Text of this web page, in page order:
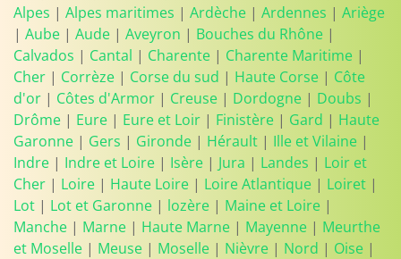
Alpes | Alpes maritimes | Ardèche | Ardennes | Ariège
| Aube | Aude | Aveyron | Bouches du Rhône |
Calvados | Cantal | Charente | Charente Maritime |
Cher | Corrèze | Corse du sud | Haute Corse | Côte
d'or | Côtes d'Armor | Creuse | Dordogne | Doubs |
Drôme | Eure | Eure et Loir | Finistère | Gard | Haute
Garonne | Gers | Gironde | Hérault | Ille et Vilaine |
Indre | Indre et Loire | Isère | Jura | Landes | Loir et
Cher | Loire | Haute Loire | Loire Atlantique | Loiret |
Lot | Lot et Garonne | lozère | Maine et Loire |
Manche | Marne | Haute Marne | Mayenne | Meurthe
et Moselle | Meuse | Moselle | Nièvre | Nord | Oise |